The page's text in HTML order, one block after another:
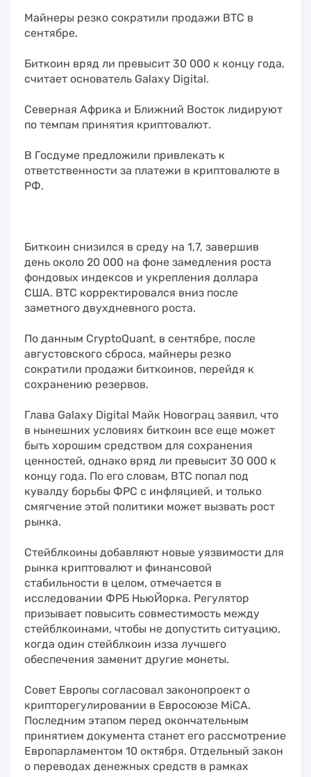
Майнеры резко сократили продажи BTC в
сентябре.
Биткоин вряд ли превысит 30 000 к концу года,
считает основатель Galaxy Digital.
Северная Африка и Ближний Восток лидируют
по темпам принятия криптовалют.
В Госдуме предложили привлекать к
ответственности за платежи в криптовалюте в
РФ.
Биткоин снизился в среду на 1,7, завершив
день около 20 000 на фоне замедления роста
фондовых индексов и укрепления доллара
США. BTC корректировался вниз после
заметного двухдневного роста.
По данным CryptoQuant, в сентябре, после
августовского сброса, майнеры резко
сократили продажи биткоинов, перейдя к
сохранению резервов.
Глава Galaxy Digital Майк Новограц заявил, что
в нынешних условиях биткоин все еще может
быть хорошим средством для сохранения
ценностей, однако вряд ли превысит 30 000 к
концу года. По его словам, BTC попал под
кувалду борьбы ФРС с инфляцией, и только
смягчение этой политики может вызвать рост
рынка.
Стейблкоины добавляют новые уязвимости для
рынка криптовалют и финансовой
стабильности в целом, отмечается в
исследовании ФРБ НьюЙорка. Регулятор
призывает повысить совместимость между
стейблкоинами, чтобы не допустить ситуацию,
когда один стейблкоин изза лучшего
обеспечения заменит другие монеты.
Совет Европы согласовал законопроект о
крипторегулировании в Евросоюзе MiCA.
Последним этапом перед окончательным
принятием документа станет его рассмотрение
Европарламентом 10 октября. Отдельный закон
о переводах денежных средств в рамках